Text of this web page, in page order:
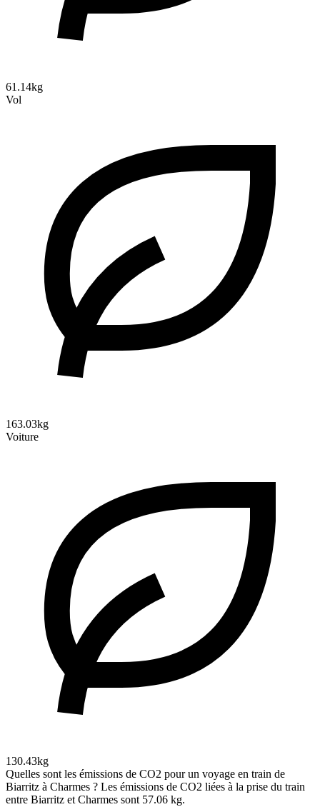
61.14kg
Vol
163.03kg
Voiture
130.43kg
Quelles sont les émissions de CO2 pour un voyage en train de
Biarritz à Charmes ? Les émissions de CO2 liées à la prise du train
entre Biarritz et Charmes sont 57.06 kg.